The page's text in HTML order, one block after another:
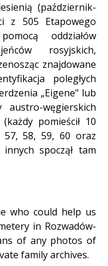
(październik-
z 505 Etapowego
oddziałów
rosyjskich,
znajdowane
poległych
„Eigene" lub
austro-węgierskich
pomieścił 10
57, 58, 59, 60 oraz
spoczął tam
who could help us
in Rozwadów-
of any photos of
family archives.